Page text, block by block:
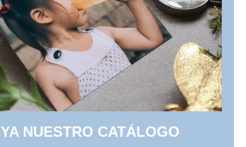
YA NUESTRO CATÁLOGO